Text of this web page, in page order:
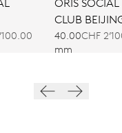
ORIS SOCIAL
CLUB
40.00
mm
CHF